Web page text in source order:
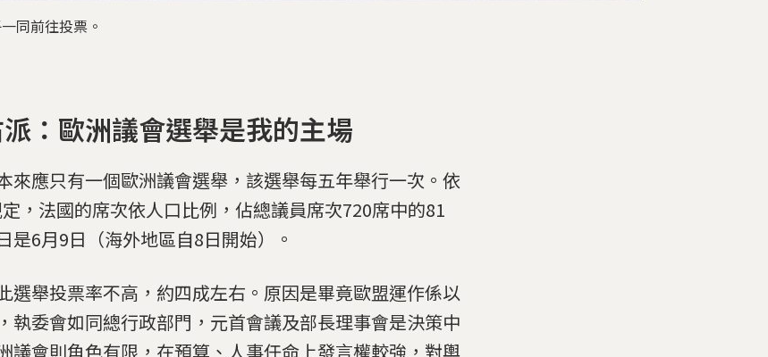
同前往投票。
：歐洲議會選舉是我的主場
來應只有一個歐洲議會選舉，該選舉每五年舉行一次。依
，法國的席次依人口比例，佔總議員席次720席中的81
是6月9日（海外地區自8日開始）。
選舉投票率不高，約四成左右。原因是畢竟歐盟運作係以
執委會如同總行政部門，元首會議及部長理事會是決策中
議會則角色有限，在預算、人事任命上發言權較強，對輿